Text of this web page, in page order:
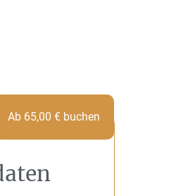
Ab 65,00 € buchen